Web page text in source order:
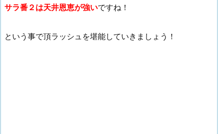
サラ番２は天井恩恵が強いですね！
という事で頂ラッシュを堪能していきましょう！